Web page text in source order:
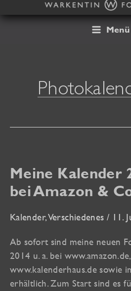
Inhalt
Menü
Meine Kalender
bei Amazon &
Kalender,Verschiedenes / 11.
Ab sofort sind meine neuen
2014 u. a. bei
www.kalenderhaus.de sowie
erhältlich. Zum Start sind es